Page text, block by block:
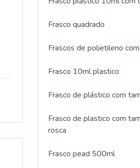
Frasco quadrado
Frascos de polietileno
Frasco 10ml plastico
Frasco de plástico com
Frasco de plastico com
rosca
Frasco pead 500ml